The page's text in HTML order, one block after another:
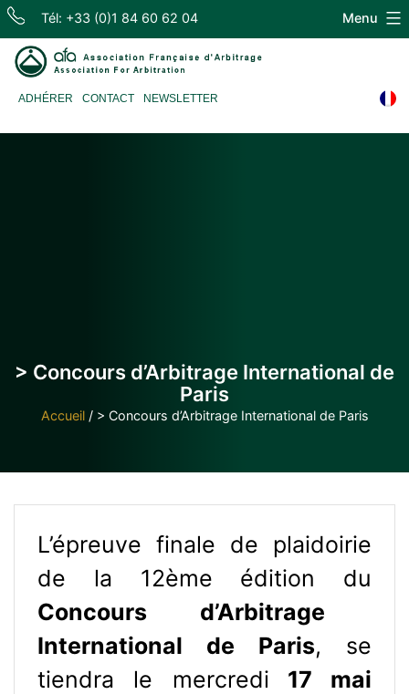
Skip
content
Tél: +33 (0)1 84 60 62 04
d'Arbitrage
ADHÉRER CONTACT NEWSLETTER
Menu
> Concours d’Arbitrage International de
Paris
Accueil/ > Concours d’Arbitrage International de Paris
L’épreuve finale de plaidoirie
de la 12ème édition du
Concours d’Arbitrage
International de Paris, se
tiendra le mercredi 17 mai